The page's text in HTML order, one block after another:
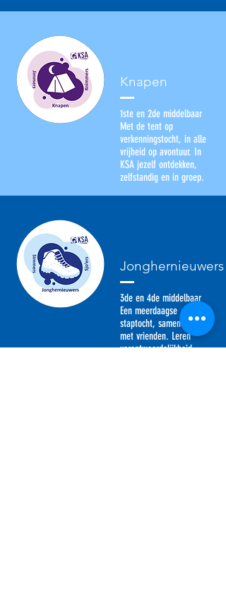
Knapen
1ste en 2de middelbaar
Met de tent op
verkenningstocht, in alle
vrijheid op avontuur. In
KSA jezelf ontdekken,
zelfstandig en in groep.
Jonghernieuwers
3de en 4de middelbaar
Een meerdaagse
staptocht, samenwerken
met vrienden. Leren
verantwoordelijkheid